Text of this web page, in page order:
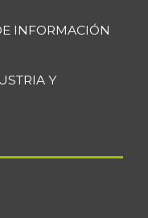
INFORMACIÓN
Y